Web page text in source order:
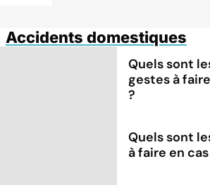
Accidents domestiques
Quels sont
gestes à
?
Quels sont
à faire en